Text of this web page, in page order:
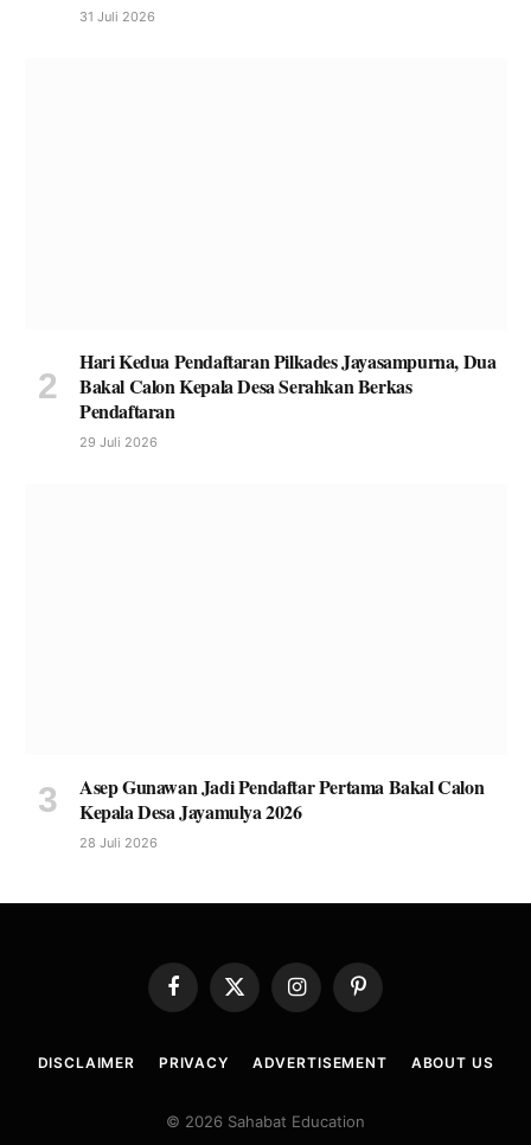
31 Juli 2026
Hari Kedua Pendaftaran Pilkades Jayasampurna, Dua
Bakal Calon Kepala Desa Serahkan Berkas
Pendaftaran
29 Juli 2026
Asep Gunawan Jadi Pendaftar Pertama Bakal Calon
Kepala Desa Jayamulya 2026
28 Juli 2026
Facebook
X
(Twitter)
InstagramPinterest
DISCLAIMER PRIVACY ADVERTISEMENT ABOUT US
© 2026 Sahabat Education